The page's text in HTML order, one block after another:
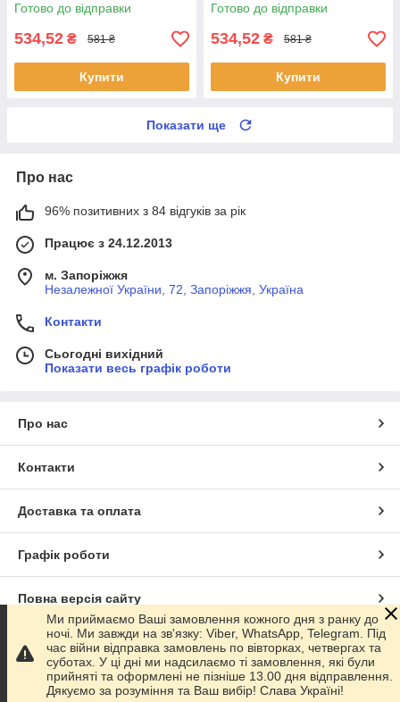
Готово до відправки
534,52 ₴ 581 ₴
Купити
Готово до відправки
534,52 ₴ 581 ₴
Купити
Показати ще
Про нас
96% позитивних з 84 відгуків за рік
Працює з 24.12.2013
м. Запоріжжя
Незалежної України, 72, Запоріжжя, Україна
Контакти
Сьогодні вихідний
Показати весь графік роботи
Про нас
Контакти
Доставка та оплата
Графік роботи
Повна версія сайту
Сайт створено на маркетплейсіProm.ua
Політика конфіденційності
Ми приймаємо Ваші замовлення кожного дня з ранку до
ночі. Ми завжди на зв'язку: Viber, WhatsApp, Telegram. Під
час війни відправка замовлень по вівторках, четвергах та
суботах. У ці дні ми надсилаємо ті замовлення, які були
прийняті та оформлені не пізніше 13.00 дня відправлення.
Дякуємо за розуміння та Ваш вибір! Слава Україні!